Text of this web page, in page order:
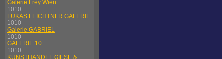
Galerie Frey Wien
1010
LUKAS FEICHTNER GALERIE
1010
Galerie GABRIEL
1010
GALERIE 10
1010
KUNSTHANDEL GIESE &